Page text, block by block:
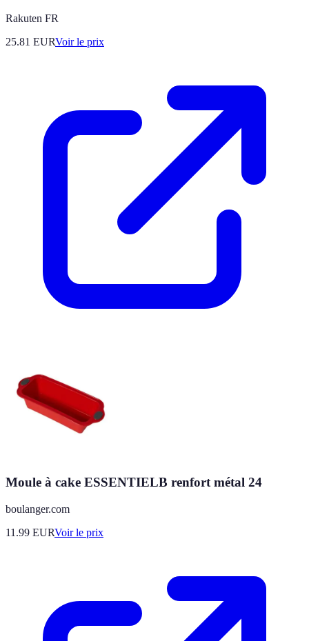
Rakuten FR
25.81 EURVoir le prix
Moule à cake ESSENTIELB renfort métal 24
boulanger.com
11.99 EURVoir le prix